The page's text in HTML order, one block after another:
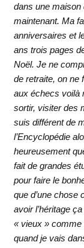
dans une maison
maintenant. Ma
anniversaires et
ans trois pages
Noël. Je ne
de retraite, on ne
aux échecs voilà
sortir, visiter des
suis différent de
l’Encyclopédie
heureusement
fait de grandes
pour faire le
que d’une chose
avoir l’héritage
« vieux » comme
quand je vais